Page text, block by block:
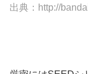
出典：http://